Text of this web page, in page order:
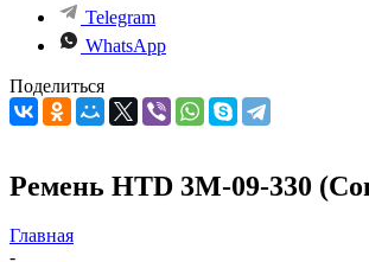
Telegram
WhatsApp
Поделиться
Ремень HTD 3M-09-330
Главная
-